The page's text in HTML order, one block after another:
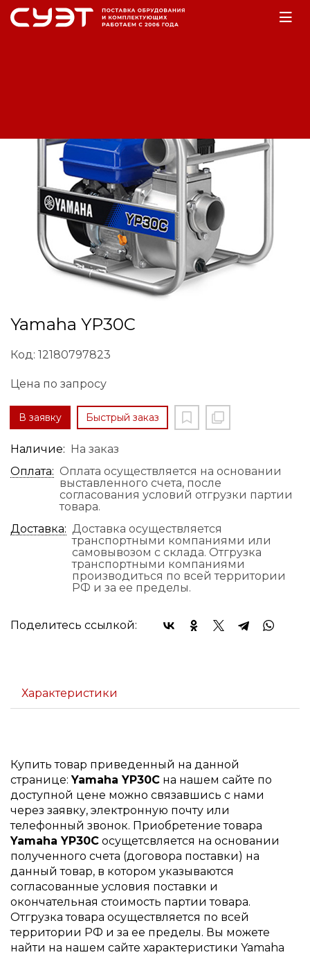
Yamaha YP30C
Код: 12180797823
Цена по запросу
В заявку Быстрый заказ
Наличие: На заказ
Оплата: Оплата осуществляется на основании
выставленного счета, после
согласования условий отгрузки партии
товара.
Доставка: Доставка осуществляется
транспортными компаниями или
самовывозом с склада. Отгрузка
транспортными компаниями
производиться по всей территории
РФ и за ее пределы.
Поделитесь ссылкой:
Характеристики
Купить товар приведенный на данной
странице:Yamaha YP30C на нашем сайте по
доступной цене можно связавшись с нами
через заявку, электронную почту или
телефонный звонок. Приобретение товара
Yamaha YP30C осущетсвляется на основании
полученного счета (договора поставки) на
данный товар, в котором указываются
согласованные условия поставки и
окончательная стоимость партии товара.
Отгрузка товара осуществляется по всей
территории РФ и за ее пределы. Вы можете
найти на нашем сайте характеристики Yamaha